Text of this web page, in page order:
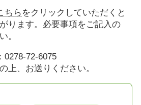
ちら をクリックしていただくと
ります。必要事項をご記入の
。
0278-72-6075
上、お送りください。